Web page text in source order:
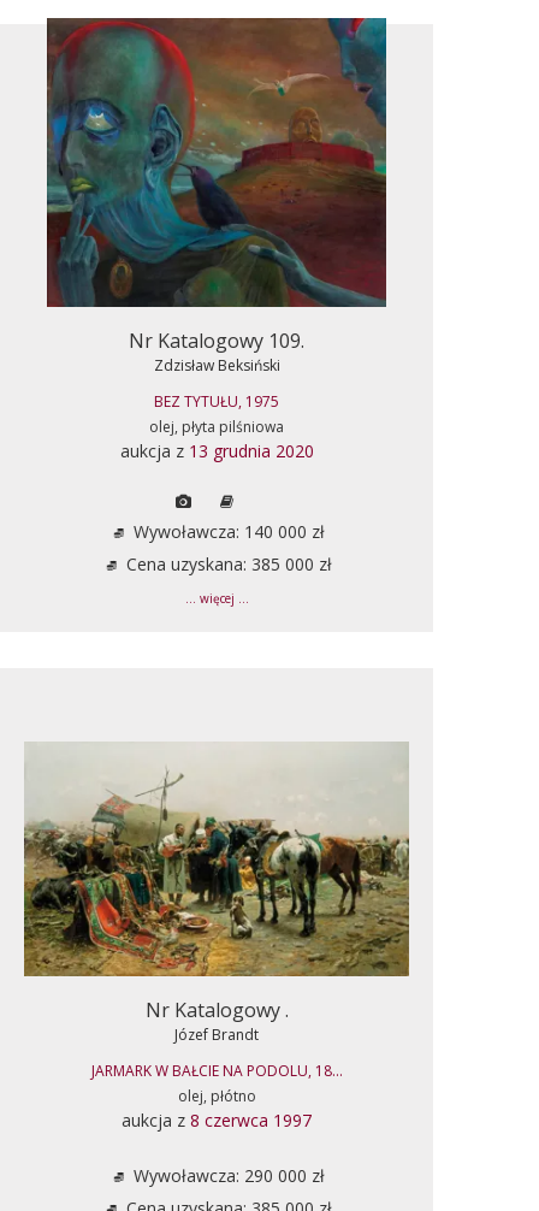
Nr Katalogowy 109.
Zdzisław Beksiński
BEZ TYTUŁU, 1975
olej, płyta pilśniowa
aukcja z 13 grudnia 2020
Wywoławcza: 140 000 zł
Cena uzyskana: 385 000 zł
... więcej ...
Nr Katalogowy .
Józef Brandt
JARMARK W BAŁCIE NA PODOLU, 18...
olej, płótno
aukcja z 8 czerwca 1997
Wywoławcza: 290 000 zł